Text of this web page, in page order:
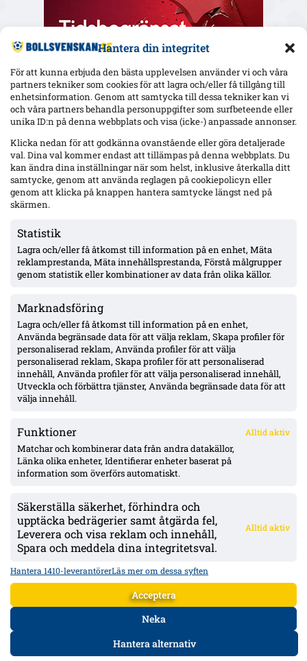
Hantera din integritet
För att kunna erbjuda den bästa upplevelsen använder vi och våra
partners tekniker som cookies för att lagra och/eller få tillgång till
enhetsinformation. Genom att samtycka till dessa tekniker kan vi
och våra partners behandla personuppgifter som surfbeteende eller
unika ID:n på denna webbplats och visa (icke-) anpassade annonser.
Klicka nedan för att godkänna ovanstående eller göra detaljerade
val. Dina val kommer endast att tillämpas på denna webbplats. Du
kan ändra dina inställningar när som helst, inklusive återkalla ditt
samtycke, genom att använda reglagen på cookiepolicyn eller
genom att klicka på knappen hantera samtycke längst ned på
skärmen.
Statistik
Lagra och/eller få åtkomst till information på en enhet, Mäta
reklamprestanda, Mäta innehållsprestanda, Förstå målgrupper
genom statistik eller kombinationer av data från olika källor.
Marknadsföring
Lagra och/eller få åtkomst till information på en enhet,
Använda begränsade data för att välja reklam, Skapa profiler för
personaliserad reklam, Använda profiler för att välja
personaliserad reklam, Skapa profiler för att personaliserad
innehåll, Använda profiler för att välja personaliserad innehåll,
Utveckla och förbättra tjänster, Använda begränsade data för att
välja innehåll.
Funktioner Alltid aktiv
Matchar och kombinerar data från andra datakällor,
Länka olika enheter, Identifierar enheter baserat på
information som överförs automatiskt.
Säkerställa säkerhet, förhindra och
upptäcka bedrägerier samt åtgärda fel,
Leverera och visa reklam och innehåll,
Spara och meddela dina integritetsval.
Alltid aktiv
Hantera 1410-leverantörerLäs mer om dessa syften
Acceptera
Neka
Hantera alternativ
Senaste
kontrakt till 2027
Gent-tränaren fördömer Vergaras firande framför Blåvitt-
Hammarby och Malmö FF jagar Lasse Nordås – även Raków
Częstochowa påstås visa intresse
Hammarby 0–0 borta mot Raków: Hahn briljerar, hörnmål
bortdömt och Rydström hyllas inför returen
Isak Dahlqvist hattrick – Tromsø 5–0 borta mot CFR Cluj i
Conference League-kvalet
ÖVERSIKT
Nyheter & Reportage
Spelarbetyg
KONTAKT
kontakt@bollsvenskan.se
redaktionen@bollsvenskan.se
jobb@bollsvenskan.se
ÖVRIGT
Annonsera
Personuppgiftspolicy